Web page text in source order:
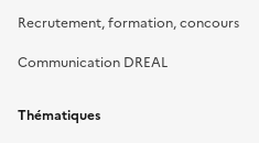
Recrutement, formation, concours
Communication DREAL
Thématiques